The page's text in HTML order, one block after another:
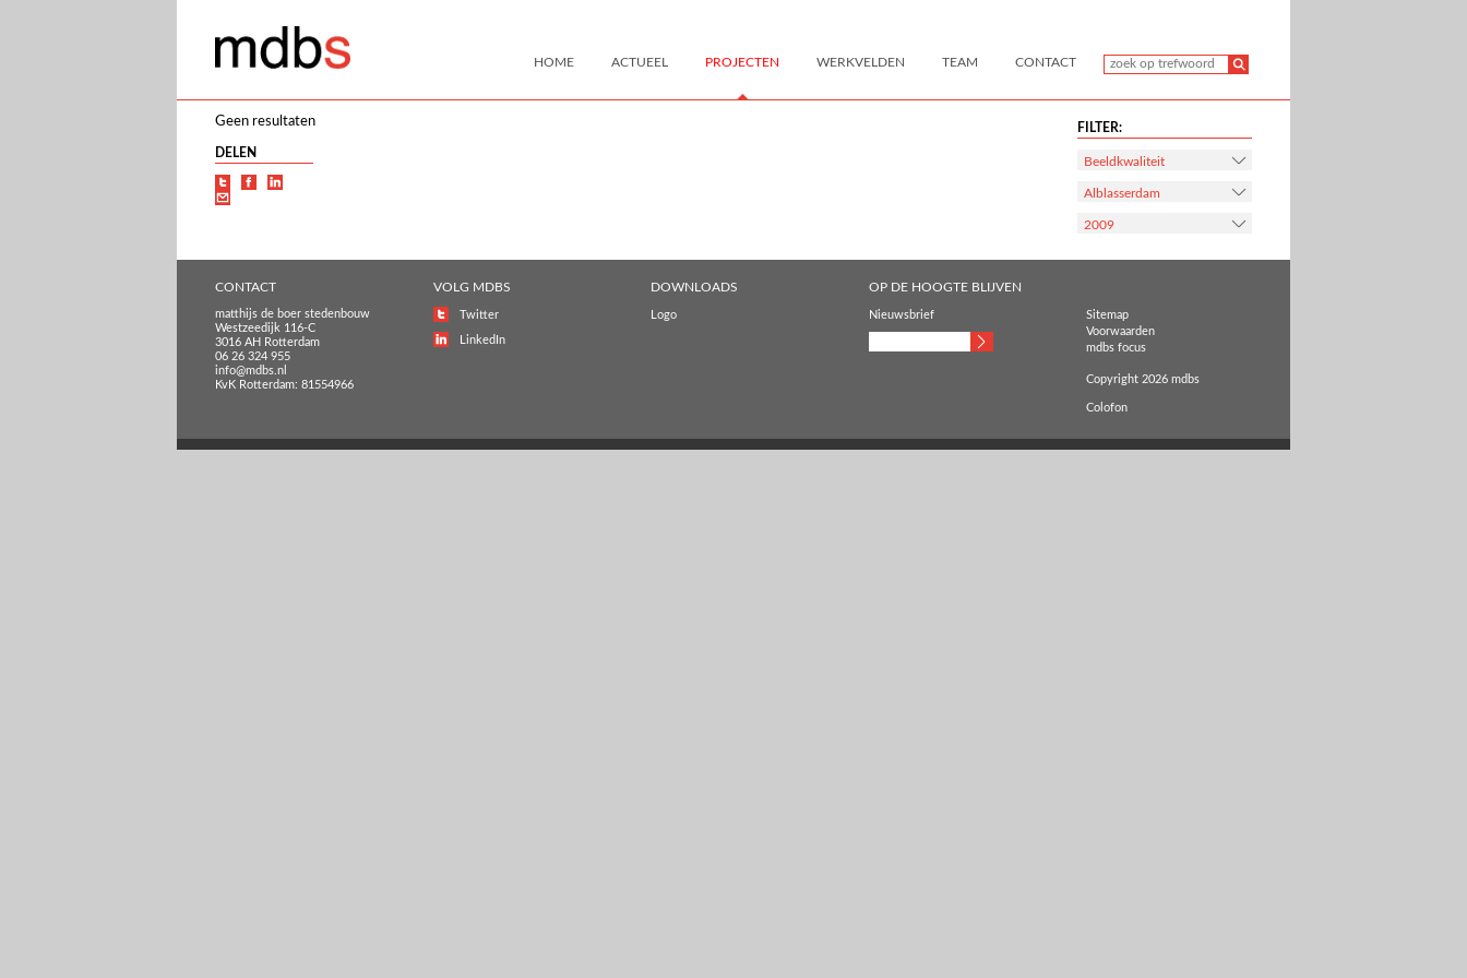
HOME ACTUEEL PROJECTEN WERKVELDEN TEAM CONTACT
Geen resultaten
DELEN
FILTER:
Beeldkwaliteit
Alblasserdam
2009
CONTACT
matthijs de boer stedenbouw
Westzeedijk 116-C
3016 AH Rotterdam
06 26 324 955
info@mdbs.nl
KvK Rotterdam: 81554966
VOLG MDBS
Twitter
LinkedIn
DOWNLOADS
Logo
OP DE HOOGTE BLIJVEN
Nieuwsbrief
Sitemap
Voorwaarden
mdbs focus
Copyright 2026 mdbs
Colofon